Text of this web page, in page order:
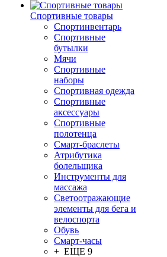
Спортивные товары
Спортинвентарь
Спортивные
бутылки
Мячи
Спортивные
наборы
Спортивная одежда
Спортивные
аксессуары
Спортивные
полотенца
Смарт-браслеты
Атрибутика
болельщика
Инструменты для
массажа
Светоотражающие
элементы для бега и
велоспорта
Обувь
Смарт-часы
+ ЕЩЕ 9